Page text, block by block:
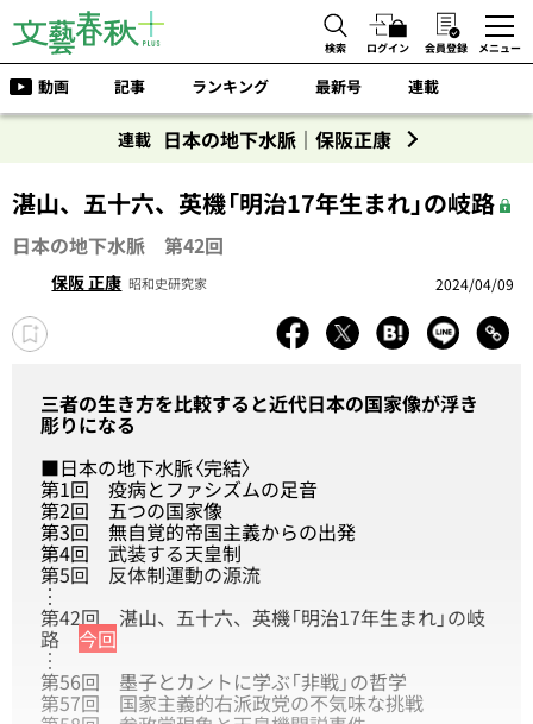
検索 ログイン 会員登録 メニュー
動画 記事 ランキング 最新号 連載
連載 日本の地下水脈｜保阪正康
湛山、五十六、英機「明治17年生まれ」の岐路
日本の地下水脈 第42回
保阪 正康 昭和史研究家 2024/04/09
三者の生き方を比較すると近代日本の国家像が浮き
彫りになる
■日本の地下水脈〈完結〉
第1回 疫病とファシズムの足音
第2回 五つの国家像
第3回 無自覚的帝国主義からの出発
第4回 武装する天皇制
第5回 反体制運動の源流
︙
第42回湛山、五十六、英機「明治17年生まれ」の岐
路 今回
︙
第56回 墨子とカントに学ぶ「非戦」の哲学
第57回 国家主義的右派政党の不気味な挑戦